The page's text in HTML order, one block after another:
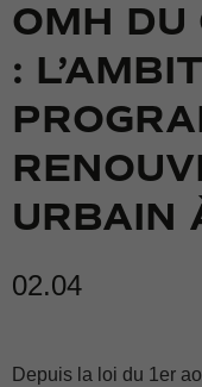
OMH DU
:
URBAIN
02.04
Depuis la loi du 1er